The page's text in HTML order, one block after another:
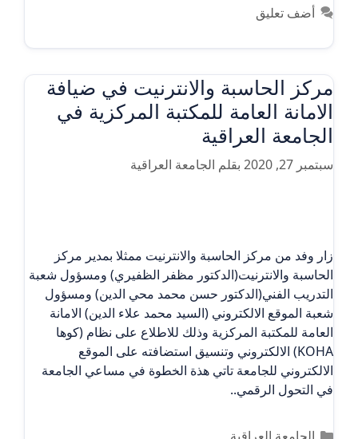
أضف تعليق
مركز الحاسبة والانترنيت في ضيافة
الامانة العامة للمكتبة المركزية في
الجامعة العراقية
سبتمبر 27, 2020 بقلم الجامعة العراقية
زار وفد من مركز الحاسبة والانترنيت ممثلا بمدير مركز
الحاسبة والانترنيت(الدكتور مظفر الظفيري) ومسؤول شعبة
التدريب الفني(الدكتور حسن محمد محي الدين) ومسؤول
شعبة الموقع الالكتروني (السيد محمد علاء الدين) الامانة
العامة للمكتبة المركزية وذلك للاطلاع على نظام (كوها
KOHA) الالكتروني وتنسيق استضافته على الموقع
الالكتروني للجامعة تاتي هذة الخطوة في مساعي الجامعة
في التحول الرقمي..
التصنيفات